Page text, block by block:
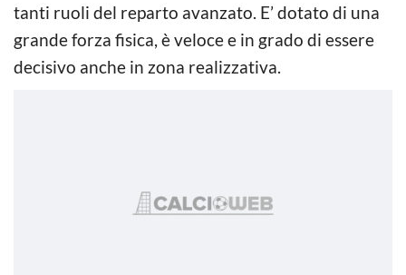
tanti ruoli del reparto avanzato. E’ dotato di una
grande forza fisica, è veloce e in grado di essere
decisivo anche in zona realizzativa.